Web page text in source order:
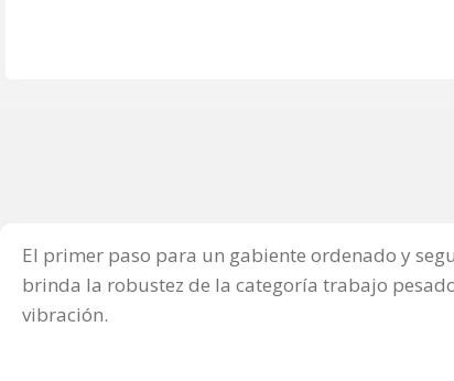
El primer paso para un gabiente ordenado y
brinda la robustez de la categoría trabajo
vibración.